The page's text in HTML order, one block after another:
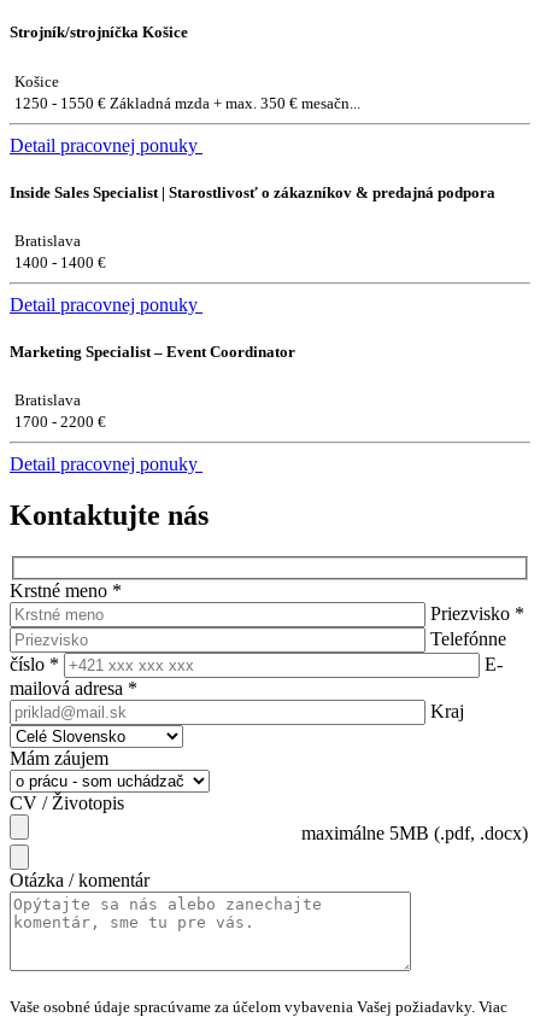
Strojník/strojníčka Košice
Košice
1250 - 1550 € Základná mzda + max. 350 € mesačn...
Detail pracovnej ponuky
Inside Sales Specialist | Starostlivosť o zákazníkov & predajná podpora
Bratislava
1400 - 1400 €
Detail pracovnej ponuky
Marketing Specialist – Event Coordinator
Bratislava
1700 - 2200 €
Detail pracovnej ponuky
Kontaktujte nás
Krstné meno *
Priezvisko *
Telefónne
číslo *
E-
mailová adresa *
Kraj
Mám záujem
CV / Životopis
maximálne 5MB (.pdf, .docx)
Otázka / komentár
Vaše osobné údaje spracúvame za účelom vybavenia Vašej požiadavky. Viac